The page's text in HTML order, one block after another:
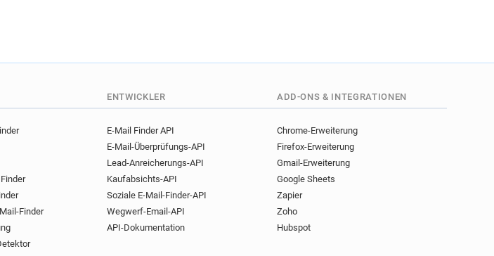
Finder
ENTWICKLER
E-Mail Finder API
E-Mail-Überprüfungs-API
Lead-Anreicherungs-API
Kaufabsichts-API
Soziale E-Mail-Finder-API
Wegwerf-Email-API
API-Dokumentation
ADD-ONS & INTEGRATIONEN
Chrome-Erweiterung
Firefox-Erweiterung
Gmail-Erweiterung
Google Sheets
Zapier
Zoho
Hubspot